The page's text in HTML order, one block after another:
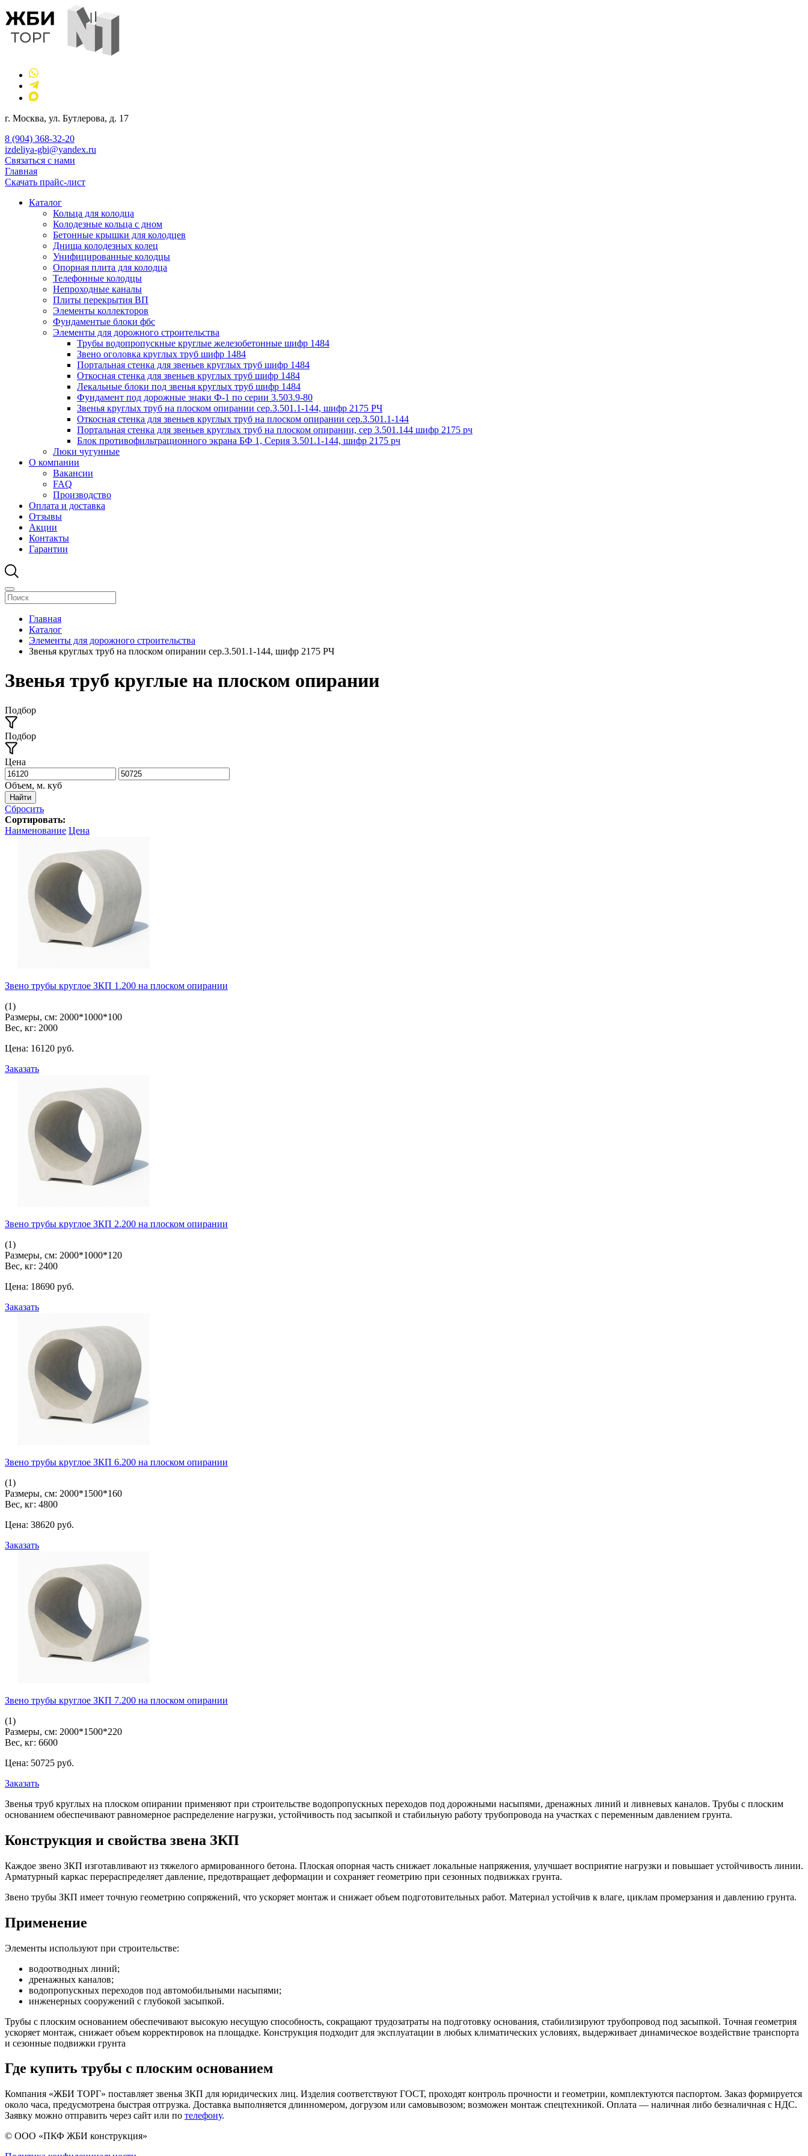
г. Москва, ул. Бутлерова, д. 17
8 (904) 368-32-20
izdeliya-gbi@yandex.ru
Связаться с нами
Главная
Скачать прайс-лист
Каталог
Кольца для колодца
Колодезные кольца с дном
Бетонные крышки для колодцев
Днища колодезных колец
Унифицированные колодцы
Опорная плита для колодца
Телефонные колодцы
Непроходные каналы
Плиты перекрытия ВП
Элементы коллекторов
Фундаментые блоки фбс
Элементы для дорожного строительства
Трубы водопропускные круглые железобетонные шифр 1484
Звено оголовка круглых труб шифр 1484
Портальная стенка для звеньев круглых труб шифр 1484
Откосная стенка для звеньев круглых труб шифр 1484
Лекальные блоки под звенья круглых труб шифр 1484
Фундамент под дорожные знаки Ф-1 по серии 3.503.9-80
Звенья круглых труб на плоском опирании сер.3.501.1-144, шифр 2175 РЧ
Откосная стенка для звеньев круглых труб на плоском опирании сер.3.501.1-144
Портальная стенка для звеньев круглых труб на плоском опирании, сер 3.501.144 шифр 2175 рч
Блок противофильтрационного экрана БФ 1, Серия 3.501.1-144, шифр 2175 рч
Люки чугунные
О компании
Вакансии
FAQ
Производство
Оплата и доставка
Отзывы
Акции
Контакты
Гарантии
Главная
Каталог
Элементы для дорожного строительства
Звенья круглых труб на плоском опирании сер.3.501.1-144, шифр 2175 РЧ
Звенья труб круглые на плоском опирании
Подбор
Подбор
Цена
Объем, м. куб
Найти
Сбросить
Сортировать:
Наименование Цена
Звено трубы круглое ЗКП 1.200 на плоском опирании
(1)
Размеры, см: 2000*1000*100
Вес, кг: 2000
Цена: 16120 pуб.
Заказать
Звено трубы круглое ЗКП 2.200 на плоском опирании
(1)
Размеры, см: 2000*1000*120
Вес, кг: 2400
Цена: 18690 pуб.
Заказать
Звено трубы круглое ЗКП 6.200 на плоском опирании
(1)
Размеры, см: 2000*1500*160
Вес, кг: 4800
Цена: 38620 pуб.
Заказать
Звено трубы круглое ЗКП 7.200 на плоском опирании
(1)
Размеры, см: 2000*1500*220
Вес, кг: 6600
Цена: 50725 pуб.
Заказать
Звенья труб круглых на плоском опирании применяют при строительстве водопропускных переходов под дорожными насыпями, дренажных линий и ливневых каналов. Трубы с плоским
основанием обеспечивают равномерное распределение нагрузки, устойчивость под засыпкой и стабильную работу трубопровода на участках с переменным давлением грунта.
Конструкция и свойства звена ЗКП
Каждое звено ЗКП изготавливают из тяжелого армированного бетона. Плоская опорная часть снижает локальные напряжения, улучшает восприятие нагрузки и повышает устойчивость линии.
Арматурный каркас перераспределяет давление, предотвращает деформации и сохраняет геометрию при сезонных подвижках грунта.
Звено трубы ЗКП имеет точную геометрию сопряжений, что ускоряет монтаж и снижает объем подготовительных работ. Материал устойчив к влаге, циклам промерзания и давлению грунта.
Применение
Элементы используют при строительстве:
водоотводных линий;
дренажных каналов;
водопропускных переходов под автомобильными насыпями;
инженерных сооружений с глубокой засыпкой.
Трубы с плоским основанием обеспечивают высокую несущую способность, сокращают трудозатраты на подготовку основания, стабилизируют трубопровод под засыпкой. Точная геометрия
ускоряет монтаж, снижает объем корректировок на площадке. Конструкция подходит для эксплуатации в любых климатических условиях, выдерживает динамическое воздействие транспорта
и сезонные подвижки грунта
Где купить трубы с плоским основанием
Компания «ЖБИ ТОРГ» поставляет звенья ЗКП для юридических лиц. Изделия соответствуют ГОСТ, проходят контроль прочности и геометрии, комплектуются паспортом. Заказ формируется
около часа, предусмотрена быстрая отгрузка. Доставка выполняется длинномером, догрузом или самовывозом; возможен монтаж спецтехникой. Оплата — наличная либо безналичная с НДС.
Заявку можно отправить через сайт или по телефону.
© ООО «ПКФ ЖБИ конструкция»